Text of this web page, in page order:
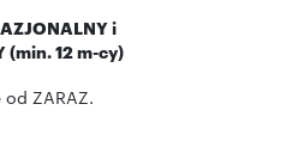
i
(min. 12 m-cy)
ZARAZ.